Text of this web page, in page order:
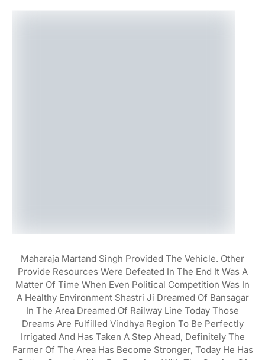
Maharaja Martand Singh Provided The Vehicle. Other
Provide Resources Were Defeated In The End It Was A
Matter Of Time When Even Political Competition Was In
A Healthy Environment Shastri Ji Dreamed Of Bansagar
In The Area Dreamed Of Railway Line Today Those
Dreams Are Fulfilled Vindhya Region To Be Perfectly
Irrigated And Has Taken A Step Ahead, Definitely The
Farmer Of The Area Has Become Stronger, Today He Has